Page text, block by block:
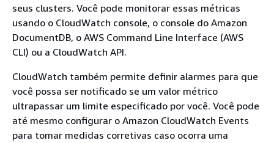
seus clusters. Você pode monitorar essas métricas
usando o CloudWatch console, o console do Amazon
DocumentDB, o AWS Command Line Interface (AWS
CLI) ou a CloudWatch API.
CloudWatch também permite definir alarmes para que
você possa ser notificado se um valor métrico
ultrapassar um limite especificado por você. Você pode
até mesmo configurar o Amazon CloudWatch Events
para tomar medidas corretivas caso ocorra uma